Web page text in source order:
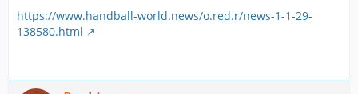
https://www.handball-world.news/o.red.r/news-1-1-29-
138580.html